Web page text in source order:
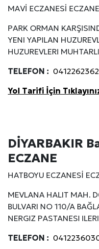
MAVİ ECZANESİ
PARK ORMAN
YENI YAPILAN
HUZUREVLERI
TELEFON :
Yol Tarifi İçin
DİYARBAKIR
ECZANE
HATBOYU ECZANESİ
MEVLANA HALIT MAH.
BULVARI NO 110/A
NERGIZ PASTANESI
TELEFON :